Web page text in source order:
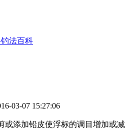
钓法百科
03-07 15:27:06
或添加铅皮使浮标的调目增加或减